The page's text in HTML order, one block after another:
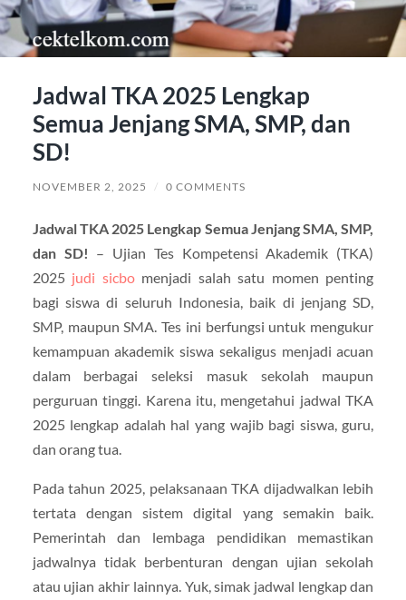
Jadwal TKA 2025 Lengkap
Semua Jenjang SMA, SMP, dan
SD!
NOVEMBER 2, 2025 / 0 COMMENTS
Jadwal TKA 2025 Lengkap Semua Jenjang SMA, SMP,
dan SD! – Ujian Tes Kompetensi Akademik (TKA)
2025 judi sicbomenjadi salah satu momen penting
bagi siswa di seluruh Indonesia, baik di jenjang SD,
SMP, maupun SMA. Tes ini berfungsi untuk mengukur
kemampuan akademik siswa sekaligus menjadi acuan
dalam berbagai seleksi masuk sekolah maupun
perguruan tinggi. Karena itu, mengetahui jadwal TKA
2025 lengkap adalah hal yang wajib bagi siswa, guru,
dan orang tua.
Pada tahun 2025, pelaksanaan TKA dijadwalkan lebih
tertata dengan sistem digital yang semakin baik.
Pemerintah dan lembaga pendidikan memastikan
jadwalnya tidak berbenturan dengan ujian sekolah
atau ujian akhir lainnya. Yuk, simak jadwal lengkap dan